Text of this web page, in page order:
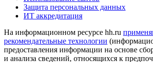
Защита персональных данных
ИТ аккредитация
На информационном ресурсе hh.ru
рекомендательные технологии
предоставления информации на основе
и анализа сведений, относящихся к